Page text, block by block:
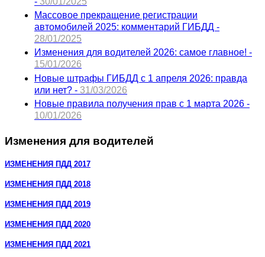
Массовое прекращение регистрации
автомобилей 2025: комментарий ГИБДД -
28/01/2025
Изменения для водителей 2026: самое главное! -
15/01/2026
Новые штрафы ГИБДД с 1 апреля 2026: правда
или нет? - 31/03/2026
Новые правила получения прав с 1 марта 2026 -
10/01/2026
Изменения для водителей
ИЗМЕНЕНИЯ ПДД 2017
ИЗМЕНЕНИЯ ПДД 2018
ИЗМЕНЕНИЯ ПДД 2019
ИЗМЕНЕНИЯ ПДД 2020
ИЗМЕНЕНИЯ ПДД 2021